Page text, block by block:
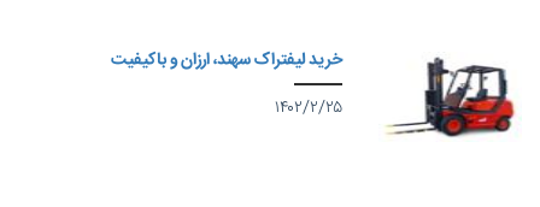
خرید لیفتراک سهند، ارزان و باکیفیت
۱۴۰۲/۲/۲۵